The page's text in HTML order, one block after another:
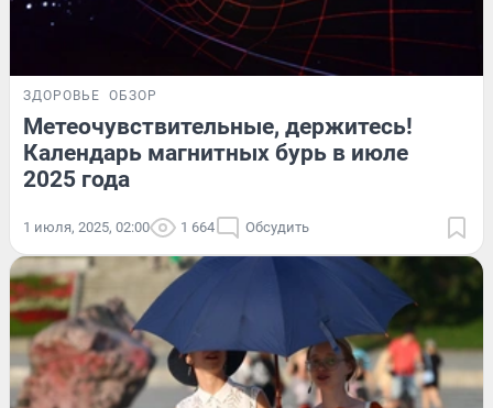
ЗДОРОВЬЕ ОБЗОР
Метеочувствительные, держитесь!
Календарь магнитных бурь в июле
2025 года
1 июля, 2025, 02:00 1 664 Обсудить